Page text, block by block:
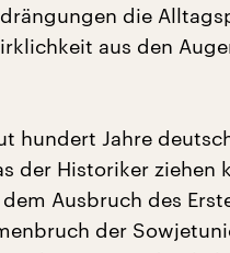
die
aus den
hundert Jahre
der Historiker ziehen
Ausbruch des
der